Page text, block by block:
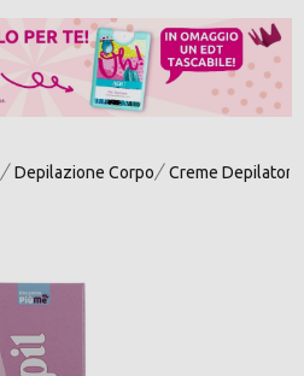
Depilazione Corpo Creme Depilatorie